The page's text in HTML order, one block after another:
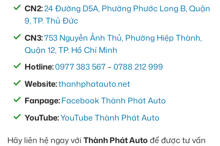
CN2:24 Đường D5A, Phường Phước Long B, Quận
9, TP. Thủ Đức
CN3:753 Nguyễn Ảnh Thủ, Phường Hiệp Thành,
Quận 12, TP. Hồ Chí Minh
Hotline:0977 383 567 –0788 212 999
Website:thanhphatauto.net
Fanpage:Facebook Thành Phát Auto
YouTube:YouTube Thành Phát Auto
Hãy liên hệ ngay với Thành Phát Auto để được tư vấn